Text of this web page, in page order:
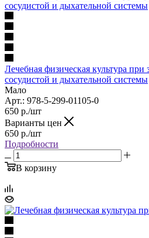
Лечебная физическая культура при
сосудистой и дыхательной системы
Мало
Арт.: 978-5-299-01105-0
650 р./шт
Варианты цен
650 р./шт
Подробности
В корзину